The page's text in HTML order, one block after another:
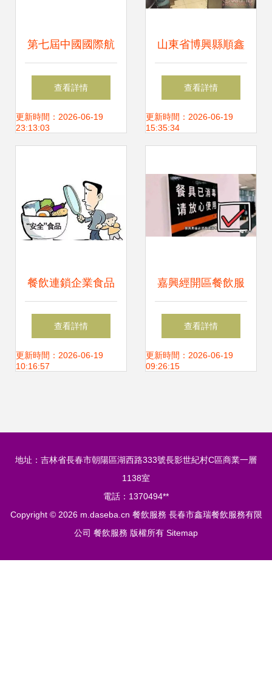
第七屆中國國際航
空郵輪列車食品飲
料及用品服務展全
通餐飲服務新紀元
查看詳情
更新時間：2026-06-19
23:13:03
山東省博興縣順鑫
鼎盛節能廚房設備
廠 優質食品飲料加
賣促銷進行中
查看詳情
更新時間：2026-06-19
15:35:34
餐飲連鎖企業食品
安全管理制度范本
查看詳情
更新時間：2026-06-19
10:16:57
嘉興經開區餐飲服
務經營者恢復堂食
操作指引
查看詳情
更新時間：2026-06-19
09:26:15
地址：吉林省長春市朝陽區湖西路333號長影世紀村C區商業一層
1138室
電話：1370494**
Copyright © 2026 m.daseba.cn 餐飲服務 長春市鑫瑞餐飲服務有限
公司 餐飲服務 版權所有 Sitemap